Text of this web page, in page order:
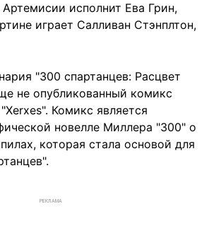
исполнит Ева Грин,
играет Салливан Стэнплтон,
"300 спартанцев: Расцвет
не опубликованный комикс
Комикс является
новелле Миллера "300" о
которая стала основой для
РЕКЛАМА